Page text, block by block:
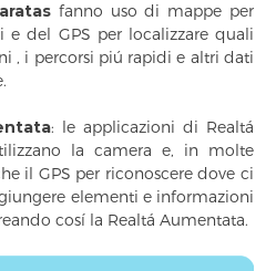
fanno uso di mappe per
e del GPS per localizzare quali
, i percorsi piú rapidi e altri dati
: le applicazioni di Realtá
la camera e, in molte
il GPS per riconoscere dove ci
elementi e informazioni
cosí la Realtá Aumentata.